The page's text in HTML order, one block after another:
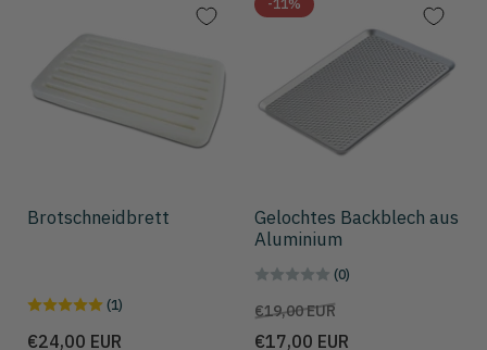
Brotschneidbrett
(1)
Preis
€24,00 EUR
-11%
Gelochtes Backblech aus
Aluminium
(0)
Preis
€19,00 EUR
€17,00 EUR